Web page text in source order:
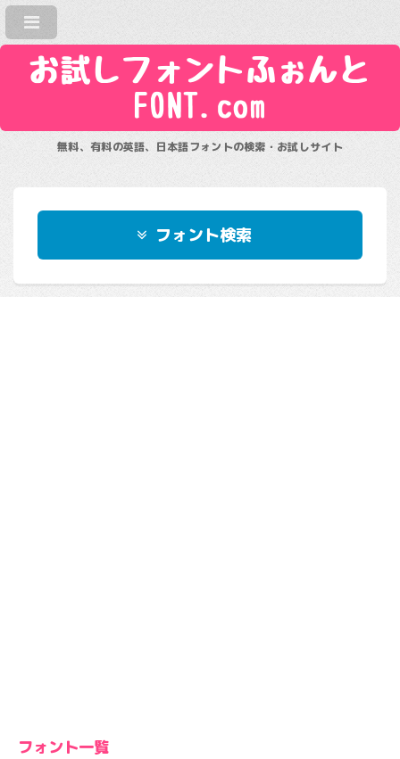
お試しフォントふぉんと
FONT.com
無料、有料の英語、日本語フォントの検索・お試しサイト
フォント検索
フォント一覧